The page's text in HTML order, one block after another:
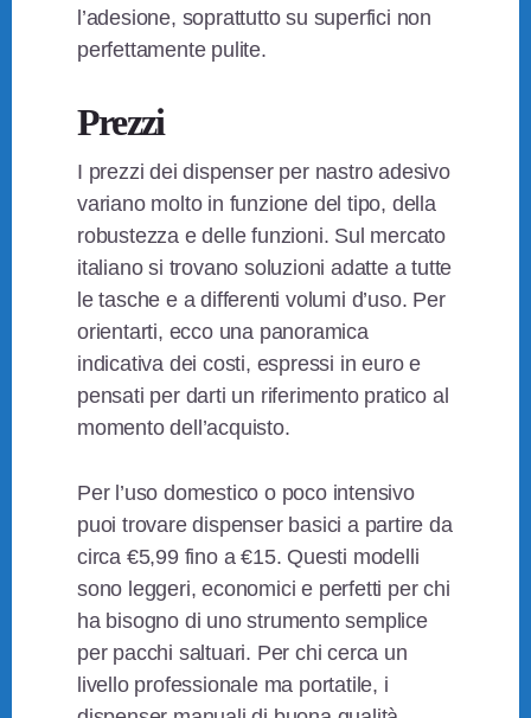
l’adesione, soprattutto su superfici non
perfettamente pulite.
Prezzi
I prezzi dei dispenser per nastro adesivo
variano molto in funzione del tipo, della
robustezza e delle funzioni. Sul mercato
italiano si trovano soluzioni adatte a tutte
le tasche e a differenti volumi d’uso. Per
orientarti, ecco una panoramica
indicativa dei costi, espressi in euro e
pensati per darti un riferimento pratico al
momento dell’acquisto.
Per l’uso domestico o poco intensivo
puoi trovare dispenser basici a partire da
circa €5,99 fino a €15. Questi modelli
sono leggeri, economici e perfetti per chi
ha bisogno di uno strumento semplice
per pacchi saltuari. Per chi cerca un
livello professionale ma portatile, i